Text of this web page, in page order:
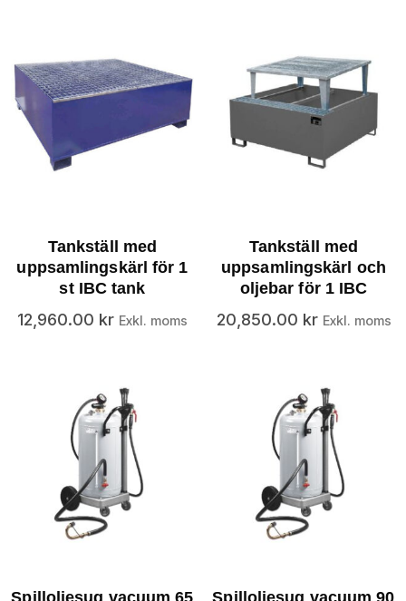
Tankställ med
uppsamlingskärl för 1
st IBC tank
12,960.00 kr Exkl. moms
Tankställ med
uppsamlingskärl och
oljebar för 1 IBC
20,850.00 kr Exkl. moms
Spilloljesug vacuum 65
Spilloljesug vacuum 90